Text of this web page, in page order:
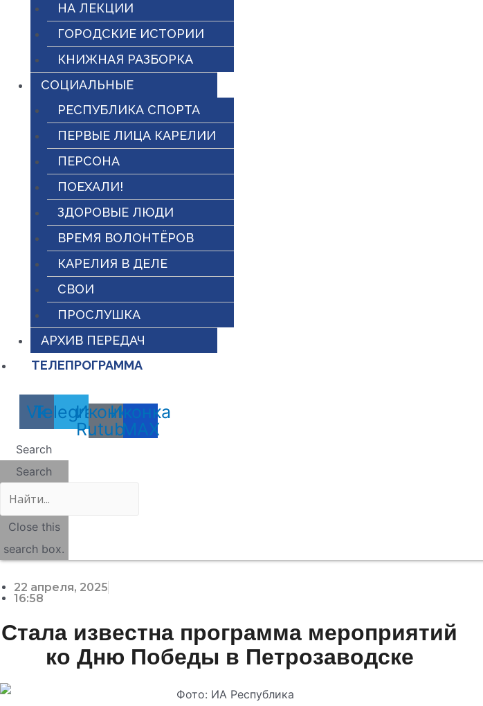
НА ЛЕКЦИИ
ГОРОДСКИЕ ИСТОРИИ
КНИЖНАЯ РАЗБОРКА
СОЦИАЛЬНЫЕ
РЕСПУБЛИКА СПОРТА
ПЕРВЫЕ ЛИЦА КАРЕЛИИ
ПЕРСОНА
ПОЕХАЛИ!
ЗДОРОВЫЕ ЛЮДИ
ВРЕМЯ ВОЛОНТЁРОВ
КАРЕЛИЯ В ДЕЛЕ
СВОИ
ПРОСЛУШКА
АРХИВ ПЕРЕДАЧ
ТЕЛЕПРОГРАММА
Vk
Telegram
Иконка
Rutube
Иконка
MAX
Search
Search
Close this
search box.
22 апреля, 2025
16:58
Стала известна программа мероприятий
ко Дню Победы в Петрозаводске